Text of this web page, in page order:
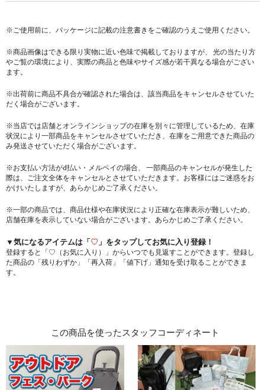
※ご使用前に、パッケージに記載の注意書きをご確認のうえご使用ください。
※商品画像はできる限り実物に近い色味で掲載しておりますが、 光の当たり方
やご覧の環境により、実際の商品と色味やサイズ感が若干異なる場合がござい
ます。
※出荷前に商品不具合が確認された場合は、該当商品をキャンセルさせていた
だく場合がございます。
※当店では店舗とオンラインショップの在庫を別々に管理しているため、在庫
状況により一部商品をキャンセルさせていただき、在庫をご用意できた商品の
み発送させていただく場合がございます。
※お支払い方法がd払い・メルペイの場合、 一部商品のキャンセルが発生した
際は、ご注文全体をキャンセルとさせていただきます。お客様にはご迷惑をお
かけいたしますが、あらかじめご了承ください。
※一部の商品では、商品仕様や在庫状況により正確な在庫表示が難しいため、
店舗在庫を表示していない場合がございます。あらかじめご了承ください。
▼気になるアイテムは「♡ 」をタップしてお気に入り登録！
登録すると「♡（お気に入り）」からいつでも見返すことができます。登録し
た商品の「残りわずか」「再入荷」「値下げ」通知を受け取ることができま
す。
この商品を使ったスタッフコーディネート